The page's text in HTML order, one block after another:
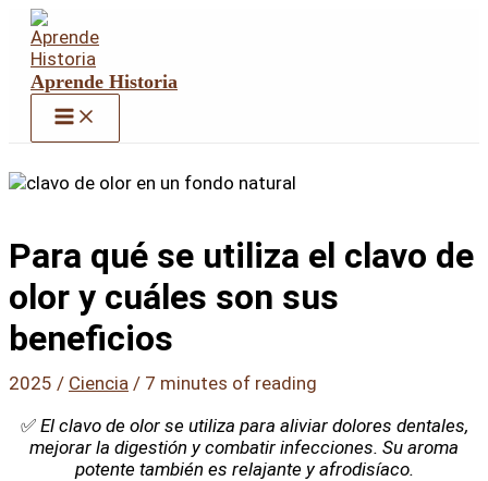
contenido
Aprende Historia
Para qué se utiliza el clavo de
olor y cuáles son sus
beneficios
2025 / Ciencia / 7 minutes of reading
✅ El clavo de olor se utiliza para aliviar dolores dentales,
mejorar la digestión y combatir infecciones. Su aroma
potente también es relajante y afrodisíaco.